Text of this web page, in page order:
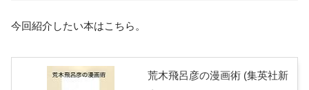
今回紹介したい本はこちら。
荒木飛呂彦の漫画術 (集英社新